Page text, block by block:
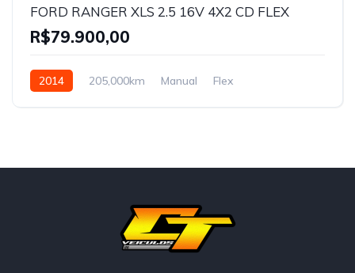
FORD RANGER XLS 2.5 16V 4X2 CD FLEX
R$79.900,00
2014 205,000km Manual Flex